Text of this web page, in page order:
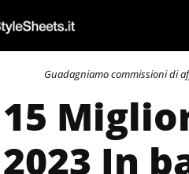
Guadagniamo commissioni di
15
2023 In